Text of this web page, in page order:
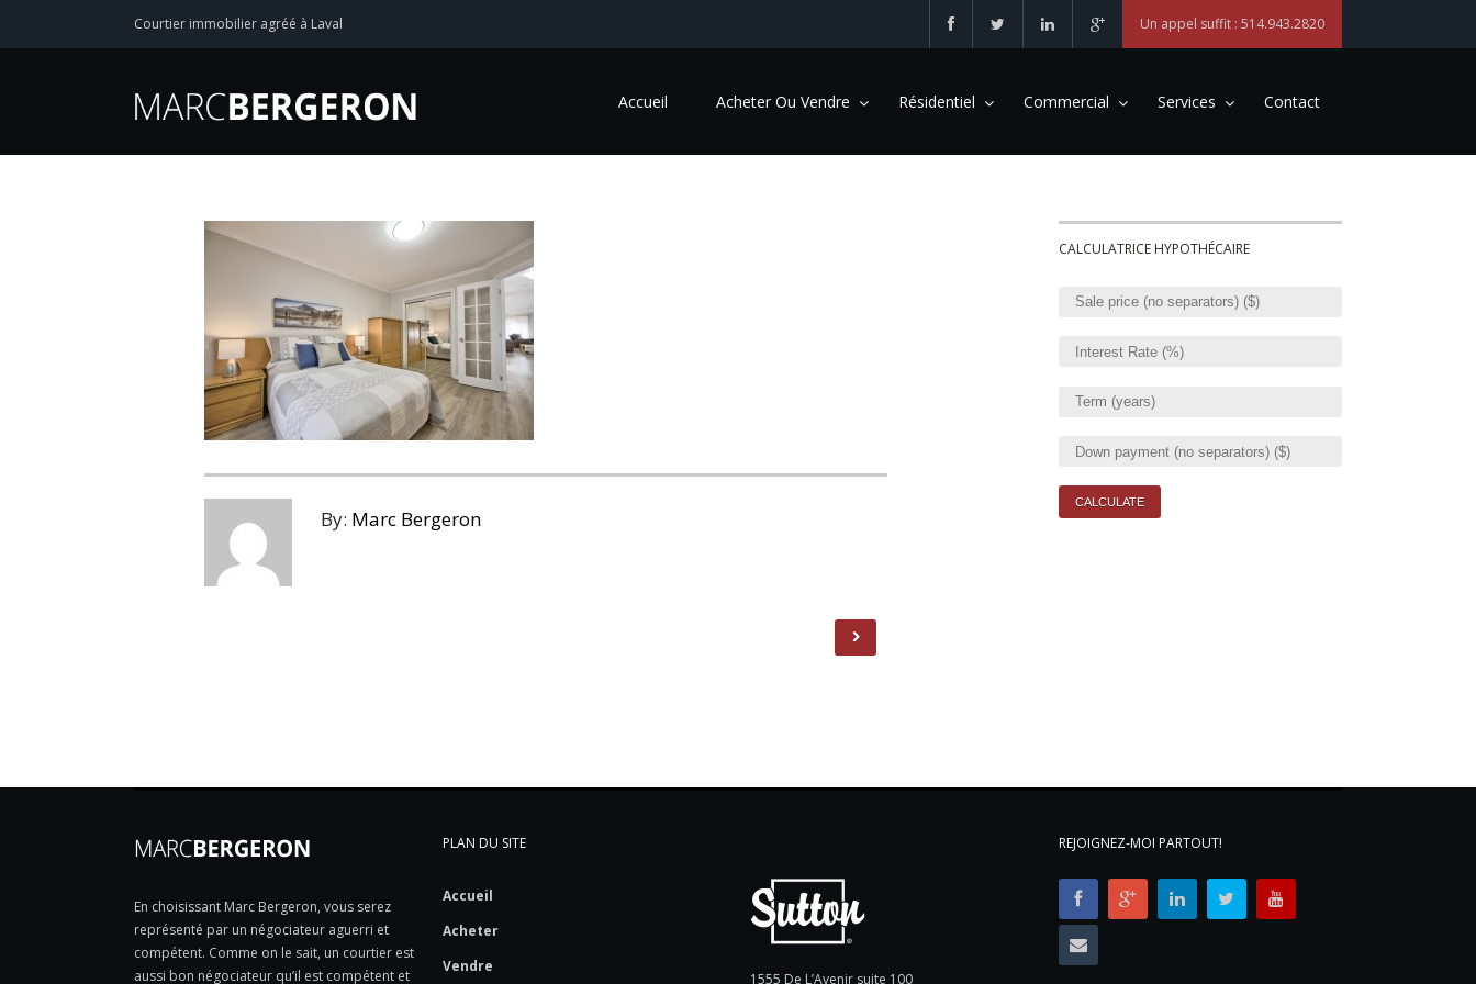
Courtier immobilier agréé à Laval Un appel suffit : 514.943.2820
Accueil Acheter Ou Vendre Résidentiel Commercial Services Contact
By: Marc Bergeron
CALCULATRICE HYPOTHÉCAIRE
En choisissant Marc Bergeron, vous serez
représenté par un négociateur aguerri et
compétent. Comme on le sait, un courtier est
aussi bon négociateur qu’il est compétent et
PLAN DU SITE
Accueil
Acheter
Vendre
1555 De L’Avenir suite 100
REJOIGNEZ-MOI PARTOUT!